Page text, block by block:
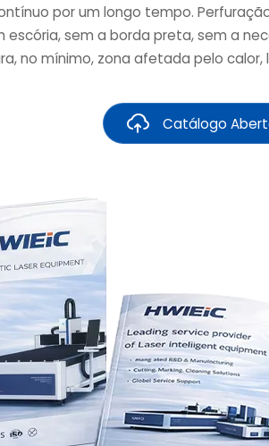
por um longo tempo.
escória, sem a borda preta, sem a
no mínimo, zona afetada pelo
Catálogo